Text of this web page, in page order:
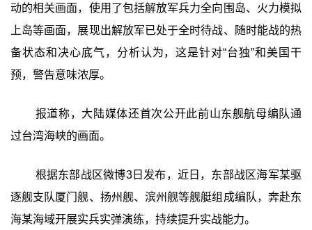
动的相关画面，使用了包括解放军兵力全向围岛、火力模拟
上岛等画面，展现出解放军已处于全时待战、随时能战的热
备状态和决心底气，分析认为，这是针对“台独”和美国干
预，警告意味浓厚。
报道称，大陆媒体还首次公开此前山东舰航母编队通
过台湾海峡的画面。
根据东部战区微博3日发布，近日，东部战区海军某驱
逐舰支队厦门舰、扬州舰、滨州舰等舰艇组成编队，奔赴东
海某海域开展实兵实弹演练，持续提升实战能力。